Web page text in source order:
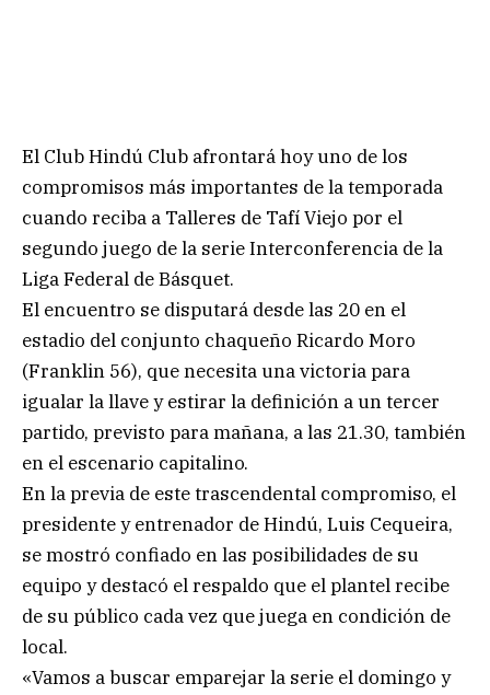
El Club Hindú Club afrontará hoy uno de los
compromisos más importantes de la temporada
cuando reciba a Talleres de Tafí Viejo por el
segundo juego de la serie Interconferencia de la
Liga Federal de Básquet.
El encuentro se disputará desde las 20 en el
estadio del conjunto chaqueño Ricardo Moro
(Franklin 56), que necesita una victoria para
igualar la llave y estirar la definición a un tercer
partido, previsto para mañana, a las 21.30, también
en el escenario capitalino.
En la previa de este trascendental compromiso, el
presidente y entrenador de Hindú, Luis Cequeira,
se mostró confiado en las posibilidades de su
equipo y destacó el respaldo que el plantel recibe
de su público cada vez que juega en condición de
local.
«Vamos a buscar emparejar la serie el domingo y